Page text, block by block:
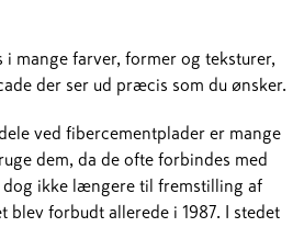
i mange farver, former og teksturer,
der ser ud præcis som du ønsker.
ved fibercementplader er mange
dem, da de ofte forbindes med
dog ikke længere til fremstilling af
blev forbudt allerede i 1987. I stedet